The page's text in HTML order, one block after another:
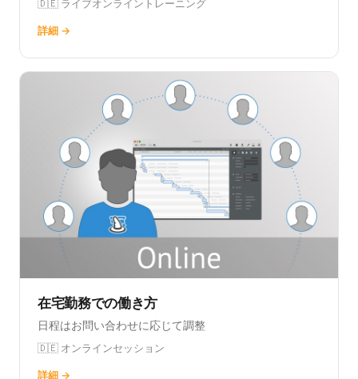
🇩🇪 ライブオンライントレーニング
詳細 →
在宅勤務での働き方
日程はお問い合わせに応じて調整
🇩🇪 オンラインセッション
詳細 →